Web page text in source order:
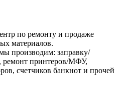
по ремонту и продаже
материалов.
производим: заправку/
ремонт принтеров/МФУ,
счетчиков банкнот и прочей